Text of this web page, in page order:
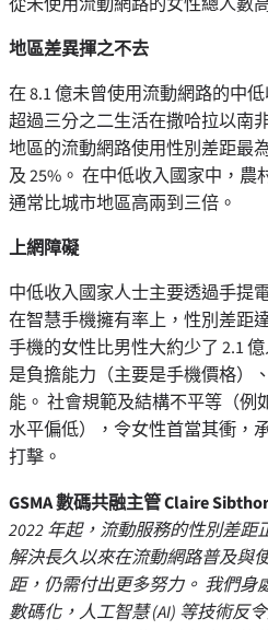
地區差異揮之不去
在 8.1 億未曾使用流動網路的中
超過三分之二生活在撒哈拉以南
地區的流動網路使用性別差距最
及 25%。 在中低收入國家中，農
通常比城市地區高兩到三倍。
上網障礙
中低收入國家人士主要透過手提
在智慧手機擁有率上，性別差距
手機的女性比男性大約少了 2.1
是負擔能力（主要是手機價格）
能。 社會規範及結構不平等（例
水平偏低），令女性首當其衝，
打擊。
GSMA數碼共融主管Claire
2022年起，流動服務的性別差距
解決長久以來在流動網路普及與
距，仍需付出更多努力。 我們身
數碼化，人工智慧(AI) 等技術反